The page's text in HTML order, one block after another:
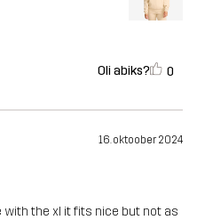
Oli abiks? 0
16. oktoober 2024
with the xl it fits nice but not as